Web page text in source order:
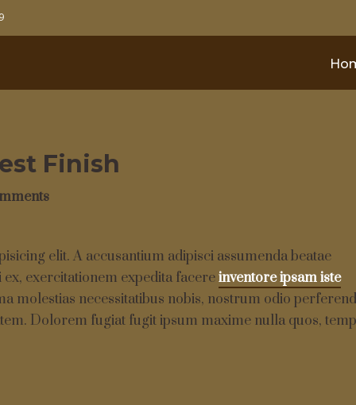
Finish
elit. A accusantium adipisci assumenda beatae
exercitationem expedita facereinventore ipsam iste
molestias necessitatibus nobis, nostrum odio
Dolorem fugiat fugit ipsum maxime nulla quos,